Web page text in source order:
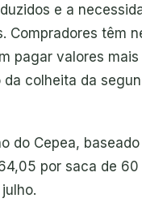
e a
Compradores têm
pagar valores
colheita da
do Cepea,
por saca de